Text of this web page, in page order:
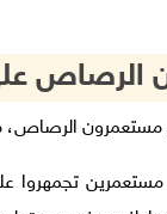
الرصاص
مستعمرين